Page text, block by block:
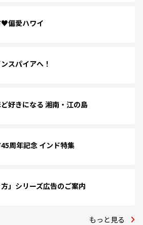
偏愛ハワイ
スパイアへ！
好きになる 湘南・江の島
周年記念 インド特集
方」シリーズ広告のご案内
もっと見る